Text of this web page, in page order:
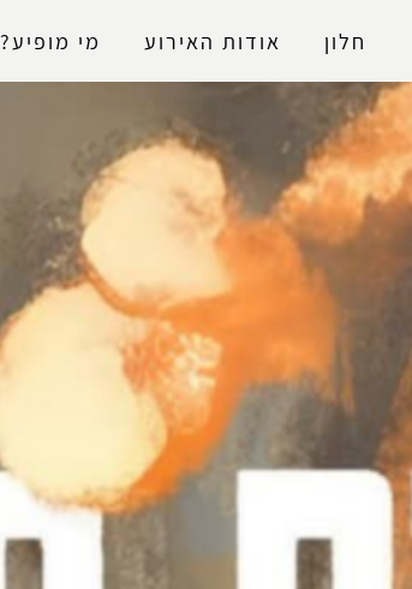
חלון אודות האירוע מי מופיע?